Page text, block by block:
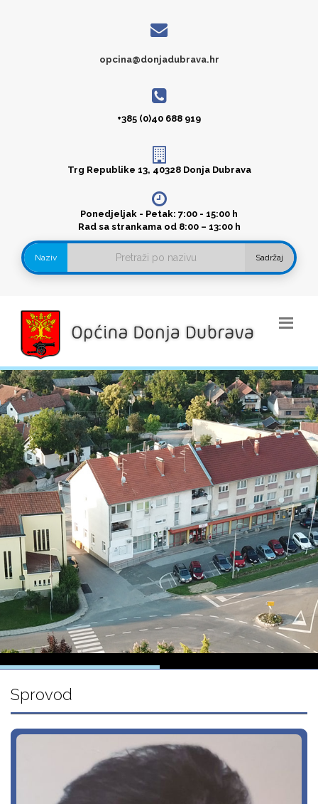
opcina@donjadubrava.hr
+385 (0)40 688 919
Trg Republike 13, 40328 Donja Dubrava
Ponedjeljak - Petak: 7:00 - 15:00 h
Rad sa strankama od 8:00 – 13:00 h
Naziv Sadržaj
Sprovod